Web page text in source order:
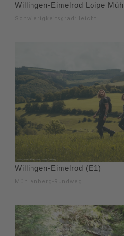
Willingen-Eimelrod Loipe
Schwierigkeitsgrad: leicht
Willingen-Eimelrod (E1)
Mühlenberg-Rundweg